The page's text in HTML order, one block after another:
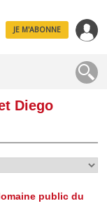
JE M'ABONNE
Diego
public du